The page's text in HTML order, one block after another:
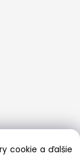
cookie a ďalšie